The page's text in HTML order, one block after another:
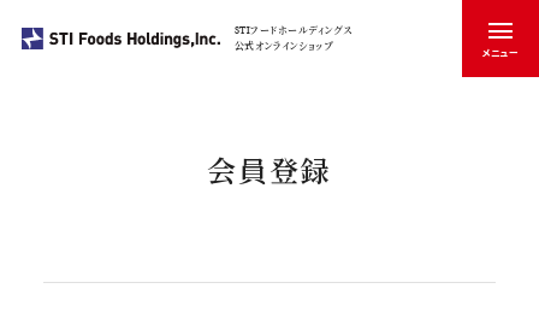
STIフードホールディングス
公式オンラインショップ
ブランドのこと
メニュー
会員登録